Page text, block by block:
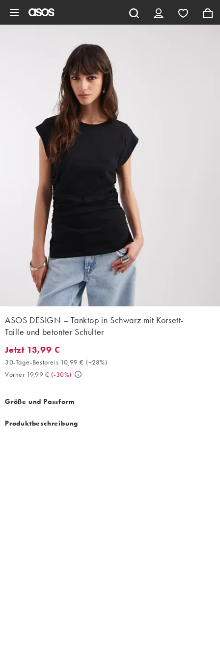
ASOS DESIGN – Tanktop in Schwarz mit Korsett-
Taille und betonter Schulter
Jetzt 13,99 €. 30-Tage-Bestpreis 10,99 € (+28%). Vorher 19,99
Jetzt 13,99 €
30-Tage-Bestpreis 10,99 € (+28%)
Vorher 19,99 € (-30%)
Größe und Passform
Produktbeschreibung